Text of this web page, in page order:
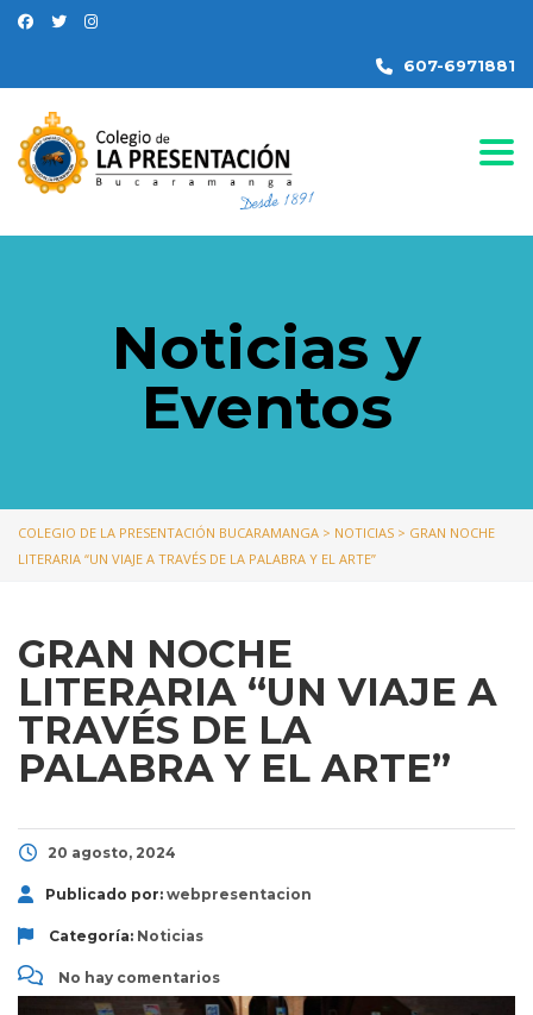
607-6971881
Noticias y
Eventos
COLEGIO DE LA PRESENTACIÓN BUCARAMANGA > NOTICIAS > GRAN NOCHE
LITERARIA “UN VIAJE A TRAVÉS DE LA PALABRA Y EL ARTE”
GRAN NOCHE
LITERARIA “UN VIAJE A
TRAVÉS DE LA
PALABRA Y EL ARTE”
20 agosto, 2024
Publicado por: webpresentacion
Categoría: Noticias
No hay comentarios